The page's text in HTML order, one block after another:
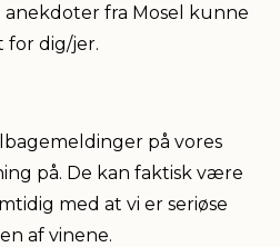
anekdoter fra Mosel kunne
for dig/jer.
på vores
på. De kan faktisk være
med at vi er seriøse
af vinene.